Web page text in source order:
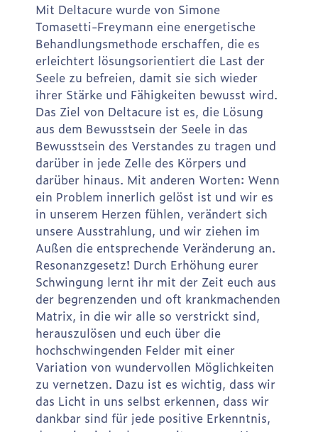
Mit Deltacure wurde von Simone
Tomasetti-Freymann eine energetische
Behandlungsmethode erschaffen, die es
erleichtert lösungsorientiert die Last der
Seele zu befreien, damit sie sich wieder
ihrer Stärke und Fähigkeiten bewusst wird.
Das Ziel von Deltacure ist es, die Lösung
aus dem Bewusstsein der Seele in das
Bewusstsein des Verstandes zu tragen und
darüber in jede Zelle des Körpers und
darüber hinaus. Mit anderen Worten: Wenn
ein Problem innerlich gelöst ist und wir es
in unserem Herzen fühlen, verändert sich
unsere Ausstrahlung, und wir ziehen im
Außen die entsprechende Veränderung an.
Resonanzgesetz! Durch Erhöhung eurer
Schwingung lernt ihr mit der Zeit euch aus
der begrenzenden und oft krankmachenden
Matrix, in die wir alle so verstrickt sind,
herauszulösen und euch über die
hochschwingenden Felder mit einer
Variation von wundervollen Möglichkeiten
zu vernetzen. Dazu ist es wichtig, dass wir
das Licht in uns selbst erkennen, dass wir
dankbar sind für jede positive Erkenntnis,